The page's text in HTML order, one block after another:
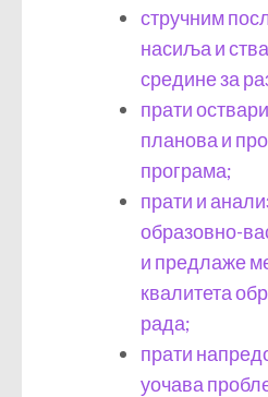
стручним
насиља и
средине за
прати
планова и
програма;
прати и
образовно-
и предлаже
квалитета
рада;
прати
уочава